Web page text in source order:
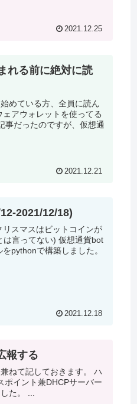
2021.12.25
れる前に絶対に読
めている方、全員に読ん
アウォレットを使ってる
事だったのですが、仮想通
2021.12.21
2021/12/18)
スマスはビットコインが
は言ってない) 仮想通貨bot
pythonで構築しました。
2021.12.18
報する
ねて記しておきます。 ハ
ポイント兼DHCPサーバー
た。 ...